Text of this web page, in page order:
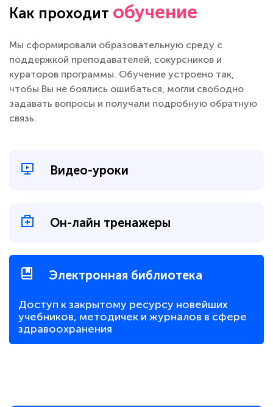
Как проходит обучение
Мы сформировали образовательную среду с
поддержкой преподавателей, сокурсников и
кураторов программы. Обучение устроено так,
чтобы Вы не боялись ошибаться, могли свободно
задавать вопросы и получали подробную обратную
связь.
Видео-уроки
Он-лайн тренажеры
Электронная библиотека
Доступ к закрытому ресурсу новейших
учебников, методичек и журналов в сфере
здравоохранения